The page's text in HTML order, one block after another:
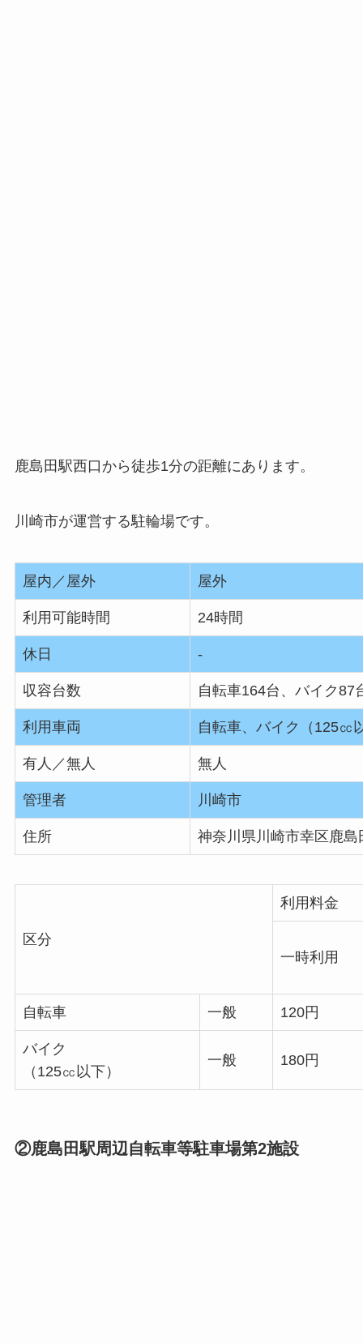
鹿島田駅西口から徒歩1分の距離にあります。
川崎市が運営する駐輪場です。
屋内／屋外 屋外
利用可能時間 24時間
休日 ‐
収容台数 自転車164台、バイク87
利用車両 自転車、バイク（125㏄
有人／無人 無人
管理者 川崎市
住所 神奈川県川崎市幸区鹿島
区分
利用料金
一時利用
自転車 一般 120円
バイク
（125㏄以下）
一般 180円
②鹿島田駅周辺自転車等駐車場第2施設